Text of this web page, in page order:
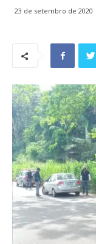
23 de setembro de 2020